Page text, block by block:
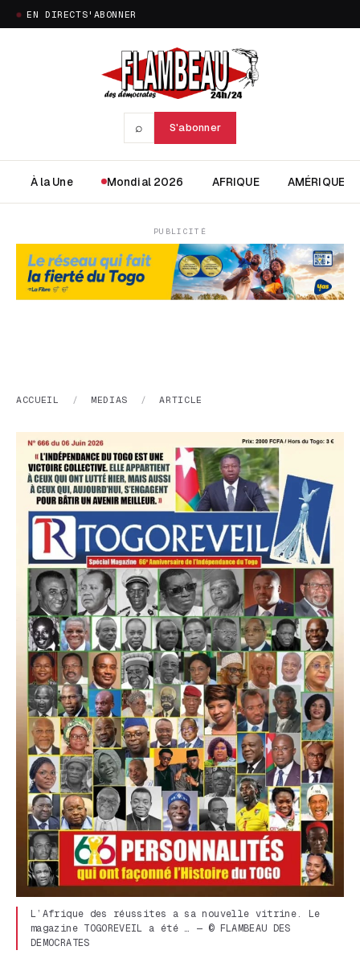
EN DIRECTS'ABONNER
⌕ S'abonner
À la Une Mondial 2026 AFRIQUE AMÉRIQUE
PUBLICITÉ
ACCUEIL / MEDIAS / ARTICLE
L’Afrique des réussites a sa nouvelle vitrine. Le
magazine TOGOREVEIL a été … — © FLAMBEAU DES
DEMOCRATES